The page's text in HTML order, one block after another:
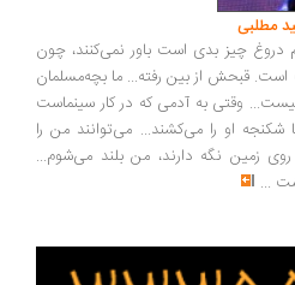
بدی است باور نمی‌کنند، چون
از بین رفته... ما بچه‌مسلمان
به آدمی که در کار سینماست
او را می‌کشند... می‌توانند من را
نگه دارند، من بلند می‌شوم...